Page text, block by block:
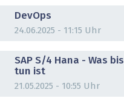
DevOps
24.06.2025 - 11:15 Uhr
SAP S/4 Hana - Was
tun ist
21.05.2025 - 10:55 Uhr